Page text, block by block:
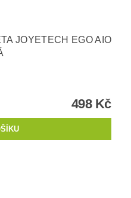
JOYETECH EGO AIO
498 Kč